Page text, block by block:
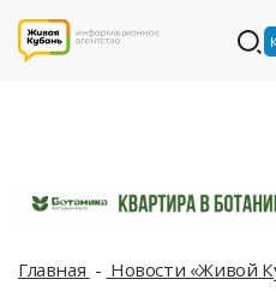
Главная Новости «Живой